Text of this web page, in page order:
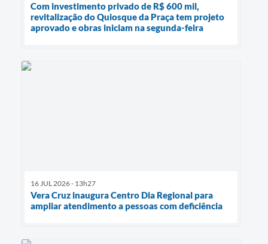
Com investimento privado de R$ 600 mil,
revitalização do Quiosque da Praça tem projeto
aprovado e obras iniciam na segunda-feira
16 JUL 2026 - 13h27
Vera Cruz inaugura Centro Dia Regional para
ampliar atendimento a pessoas com deficiência